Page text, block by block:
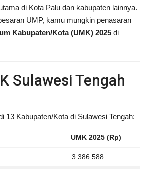
di Kota Palu dan kabupaten lainnya.
UMP, kamu mungkin penasaran
Kabupaten/Kota (UMK) 2025 di
Sulawesi Tengah
13 Kabupaten/Kota di Sulawesi Tengah:
UMK 2025 (Rp)
3.386.588